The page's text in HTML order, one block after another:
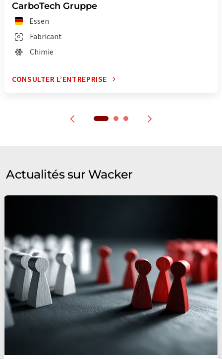
CarboTech Gruppe
Essen
Fabricant
Chimie
CONSULTER L’ENTREPRISE
Actualités sur Wacker